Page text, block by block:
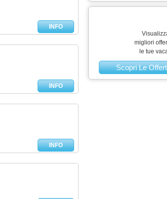
INFO
INFO
INFO
migliori
le tue
Scopri Le